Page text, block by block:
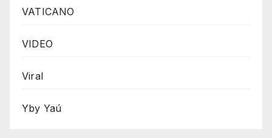
VATICANO
VIDEO
Viral
Yby Yaú